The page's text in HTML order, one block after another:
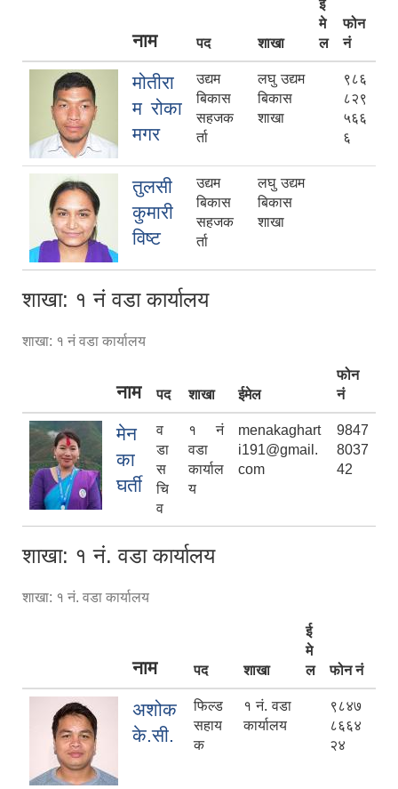
नाम पद शाखा
ई
मे
ल
फोन
नं
मोतीरा
म रोका
मगर
उद्यम
बिकास
सहजक
र्ता
लघु उद्यम
बिकास
शाखा
९८६
८२९
५६६
६
तुलसी
कुमारी
विष्ट
उद्यम
बिकास
सहजक
र्ता
लघु उद्यम
बिकास
शाखा
शाखा: १ नं वडा कार्यालय
शाखा: १ नं वडा कार्यालय
नाम पद शाखा ईमेल
फोन
नं
मेन
का
घर्ती
व
डा
स
चि
व
१ नं
वडा
कार्याल
य
menakaghart
i191@gmail.
com
9847
8037
42
शाखा: १ नं. वडा कार्यालय
शाखा: १ नं. वडा कार्यालय
नाम पद शाखा
ई
मे
ल
फोन नं
अशोक
के.सी.
फिल्ड
सहाय
क
१ नं. वडा
कार्यालय
९८४७
८६६४
२४